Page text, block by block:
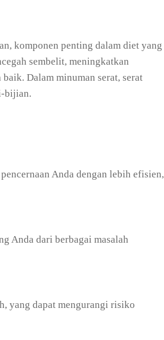
komponen penting dalam diet yang
sembelit, meningkatkan
Dalam minuman serat, serat
bijian.
Anda dengan lebih efisien,
Anda dari berbagai masalah
yang dapat mengurangi risiko